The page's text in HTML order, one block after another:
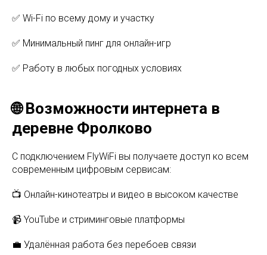
✅ Wi-Fi по всему дому и участку
✅ Минимальный пинг для онлайн-игр
✅ Работу в любых погодных условиях
🌐 Возможности интернета в
деревне Фролково
С подключением FlyWiFi вы получаете доступ ко всем
современным цифровым сервисам:
📺 Онлайн-кинотеатры и видео в высоком качестве
📹 YouTube и стриминговые платформы
💼 Удалённая работа без перебоев связи